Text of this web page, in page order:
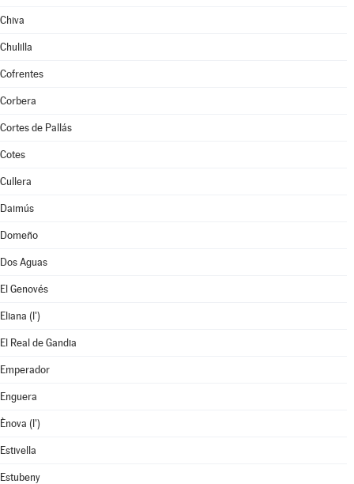
Chiva
Chulilla
Cofrentes
Corbera
Cortes de Pallás
Cotes
Cullera
Daimús
Domeño
Dos Aguas
El Genovés
Eliana (l')
El Real de Gandia
Emperador
Enguera
Ènova (l')
Estivella
Estubeny